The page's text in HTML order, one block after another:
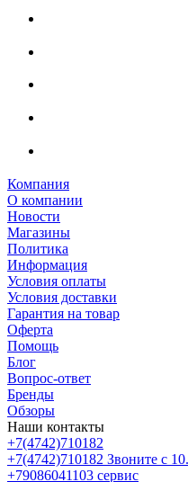
Компания
О компании
Новости
Магазины
Политика
Информация
Условия оплаты
Условия доставки
Гарантия на товар
Оферта
Помощь
Блог
Вопрос-ответ
Бренды
Обзоры
Наши контакты
+7(4742)710182
+7(4742)710182 Звоните с
+79086041103 сервис